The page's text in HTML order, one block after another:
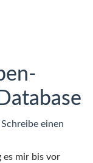
Schreibe einen
es mir bis vor